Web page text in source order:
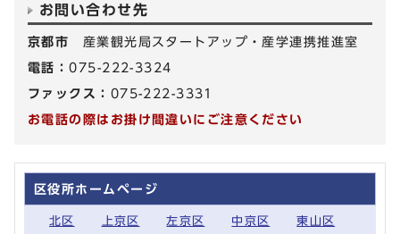
お問い合わせ先
京都市 産業観光局スタートアップ・産学連携推進室
電話：075-222-3324
ファックス： 075-222-3331
お電話の際はお掛け間違いにご注意ください
区役所ホームページ
北区 上京区 左京区 中京区 東山区